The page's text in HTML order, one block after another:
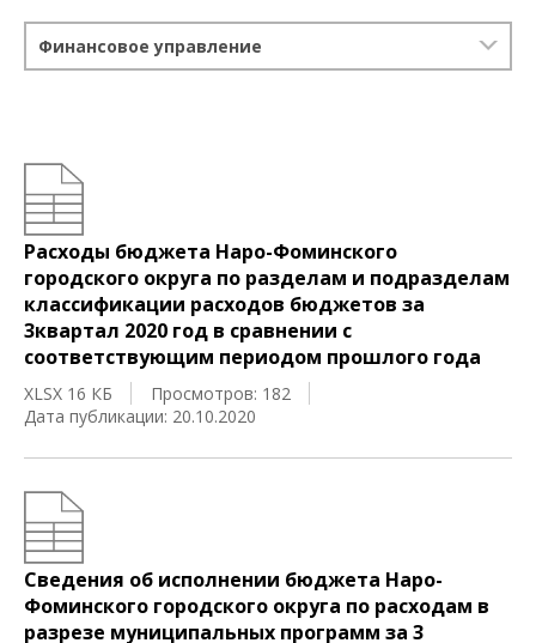
Финансовое управление
Расходы бюджета Наро-Фоминского
городского округа по разделам и подразделам
классификации расходов бюджетов за
3квартал 2020 год в сравнении с
соответствующим периодом прошлого года
XLSX 16 КБ
Просмотров: 182
Дата публикации: 20.10.2020
Сведения об исполнении бюджета Наро-
Фоминского городского округа по расходам в
разрезе муниципальных программ за 3